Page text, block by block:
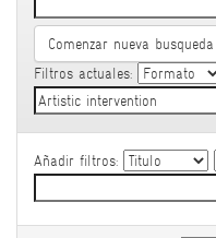
Comenzar nueva busqueda
Filtros actuales:
Añadir filtros: